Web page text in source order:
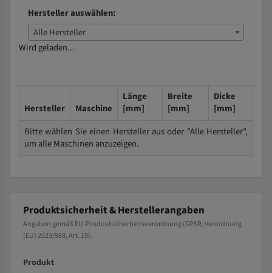
Hersteller auswählen:
Alle Hersteller
Wird geladen...
Hersteller Maschine
Länge
[mm]
Breite
[mm]
Dicke
[mm]
Bitte wählen Sie einen Hersteller aus oder "Alle Hersteller",
um alle Maschinen anzuzeigen.
Produktsicherheit & Herstellerangaben
Angaben gemäß EU-Produktsicherheitsverordnung (GPSR, Verordnung
(EU) 2023/988, Art. 19).
Produkt